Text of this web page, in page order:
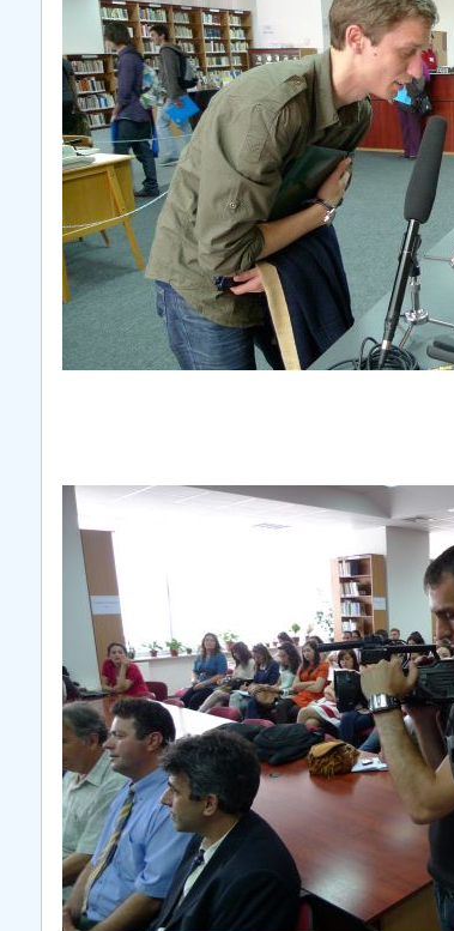
PRIMSTUD 26.03.2026
COMUNICAT Eveniment de
informare și promovare a
ofertei educaționale
universitare la Colegiul
mai multe informatii...